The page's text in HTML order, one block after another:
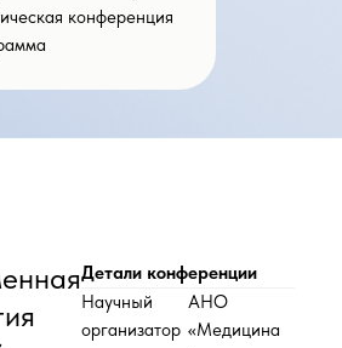
конференция
Детали конференции
Научный
организатор
АНО
«Медицина